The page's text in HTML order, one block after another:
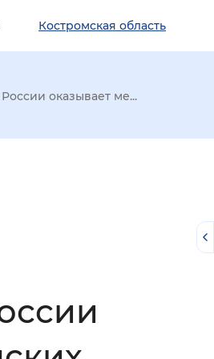
Костромская область
оказывает ме...